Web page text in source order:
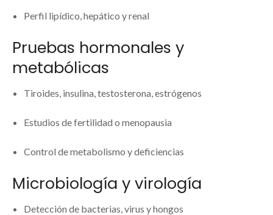
Perfil lipídico, hepático y renal
Pruebas hormonales y
metabólicas
Tiroides, insulina, testosterona, estrógenos
Estudios de fertilidad o menopausia
Control de metabolismo y deficiencias
Microbiología y virología
Detección de bacterias, virus y hongos